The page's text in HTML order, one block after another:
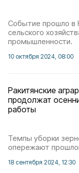
Событие прошло в
сельского
промышленности.
10 октября 2024, 08:00
Ракитянские
продолжат
работы
Темпы уборки
опережают
18 сентября 2024, 12:30